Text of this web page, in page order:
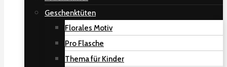
Geschenktüten
Florales Motiv
Pro Flasche
Thema für Kinder